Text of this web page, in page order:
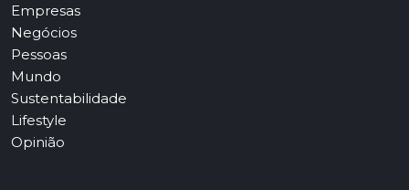
Empresas
Negócios
Pessoas
Mundo
Sustentabilidade
Lifestyle
Opinião